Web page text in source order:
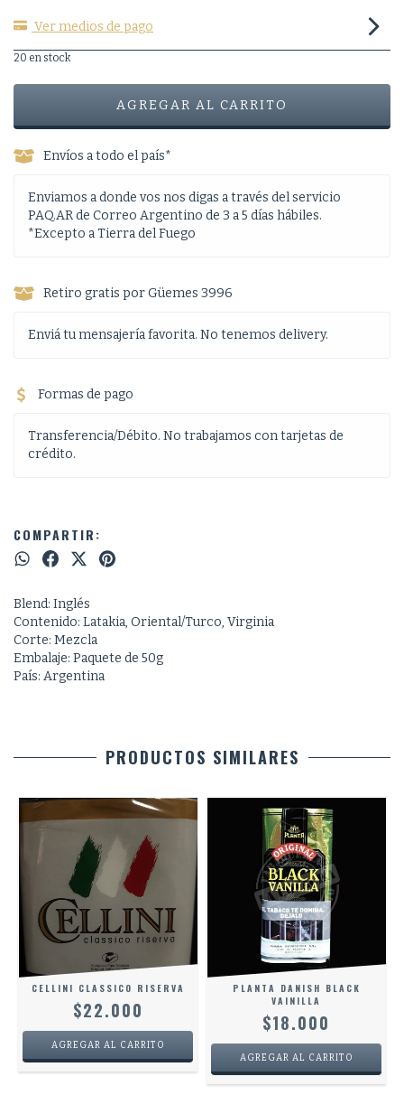
Ver medios de pago
20 en stock
Envíos a todo el país*
Enviamos a donde vos nos digas a través del servicio
PAQ.AR de Correo Argentino de 3 a 5 días hábiles.
*Excepto a Tierra del Fuego
Retiro gratis por Güemes 3996
Enviá tu mensajería favorita. No tenemos delivery.
Formas de pago
Transferencia/Débito. No trabajamos con tarjetas de
crédito.
COMPARTIR:
Blend: Inglés
Contenido: Latakia, Oriental/Turco, Virginia
Corte: Mezcla
Embalaje: Paquete de 50g
País: Argentina
PRODUCTOS SIMILARES
CELLINI CLASSICO RISERVA
$22.000
PLANTA DANISH BLACK
VAINILLA
$18.000